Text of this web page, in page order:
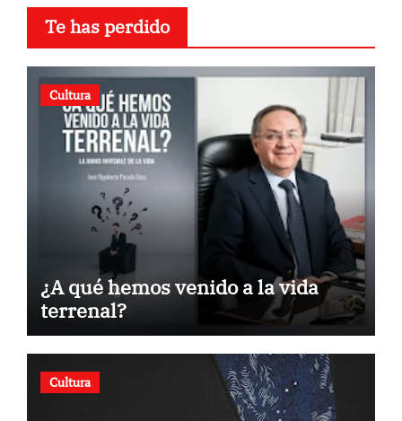
Te has perdido
Cultura
¿A qué hemos venido a la vida
terrenal?
Cultura